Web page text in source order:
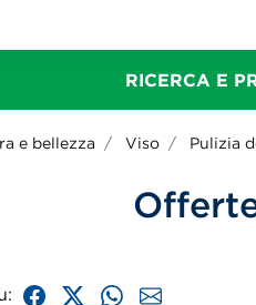
RICERCA E
e bellezza Viso Pulizia